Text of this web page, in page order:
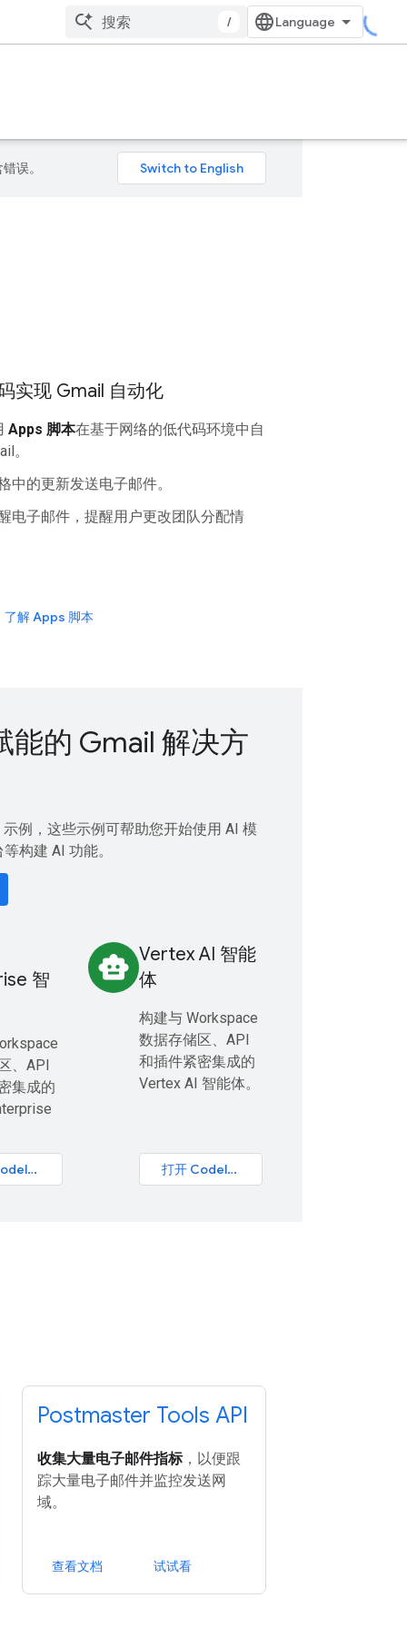
/
误。
实现 Gmail 自动化
Apps 脚本在基于网络的低代码环境中自
。
中的更新发送电子邮件。
电子邮件，提醒用户更改团队分配情
了解 Apps 脚本
能的 Gmail 解决方
例，这些示例可帮助您开始使用 AI 模
构建 AI 功能。
智
、API
集成的
打开 Codelab
smart_toy Vertex AI 智能
体
构建与 Workspace
数据存储区、API
和插件紧密集成的
Vertex AI 智能体。
打开 Codelab
Postmaster Tools API
收集大量电子邮件指标，以便跟
踪大量电子邮件并监控发送网
域。
查看文档 试试看